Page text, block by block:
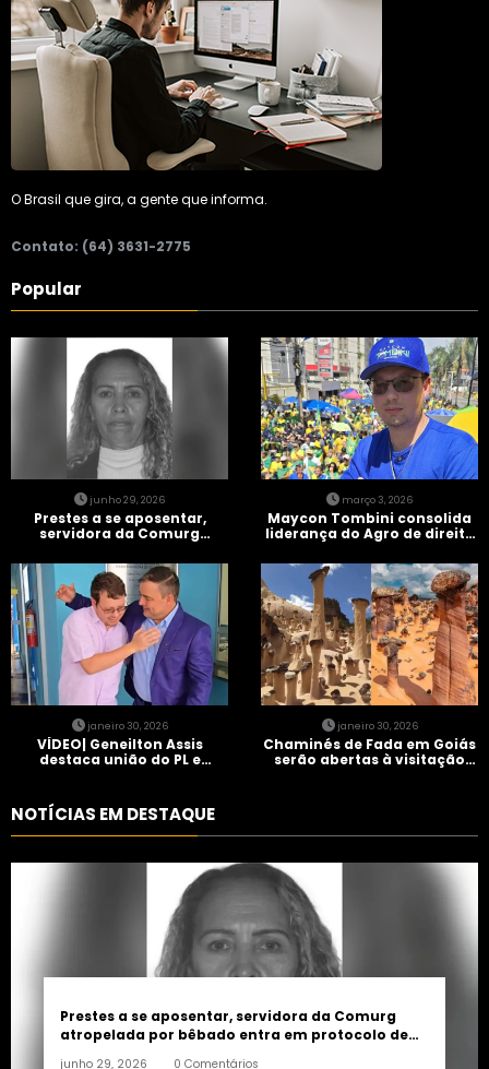
O Brasil que gira, a gente que informa.
Contato: (64) 3631-2775
Popular
junho 29, 2026
Prestes a se aposentar,
servidora da Comurg
entra em protocolo de
morte encefálica
março 3, 2026
Maycon Tombini consolida
liderança do Agro de direita
Brasil” em Goiânia
janeiro 30, 2026
VÍDEO| Geneilton Assis
destaca união do PL e
janeiro 30, 2026
Chaminés de Fada em Goiás
serão abertas à visitação
NOTÍCIAS EM DESTAQUE
Prestes a se aposentar, servidora da Comurg
atropelada por bêbado entra em protocolo de
junho 29, 2026 0 Comentários